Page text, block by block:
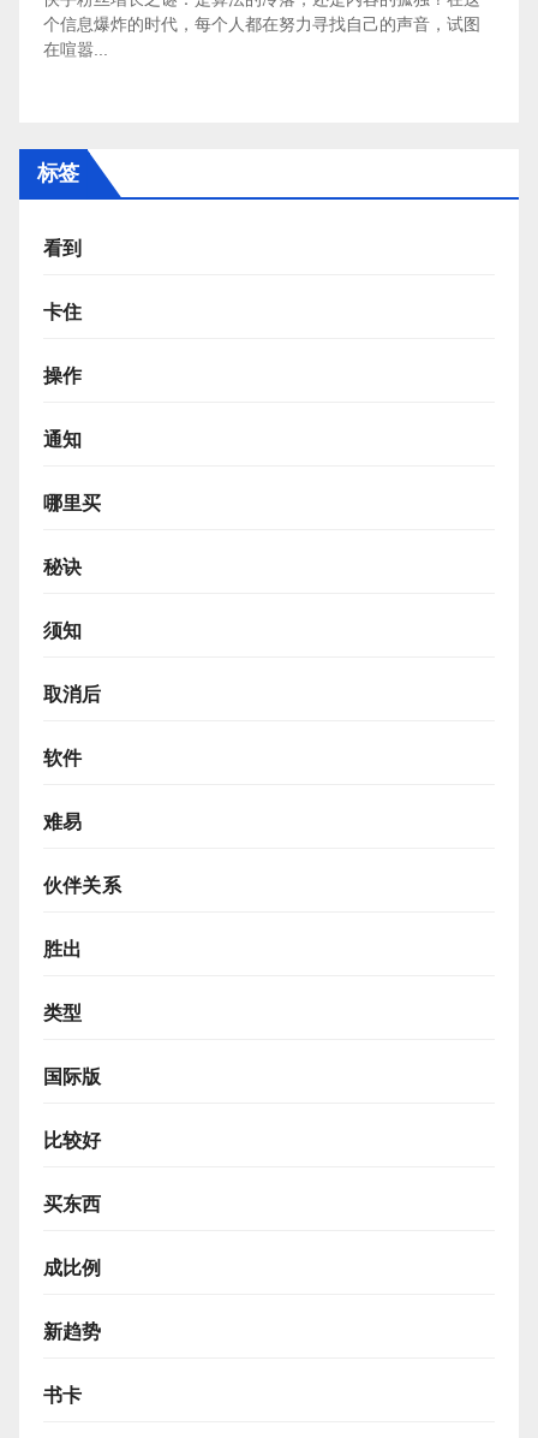
个信息爆炸的时代，每个人都在努力寻找自己的声音，试图
在喧嚣...
标签
看到
卡住
操作
通知
哪里买
秘诀
须知
取消后
软件
难易
伙伴关系
胜出
类型
国际版
比较好
买东西
成比例
新趋势
书卡